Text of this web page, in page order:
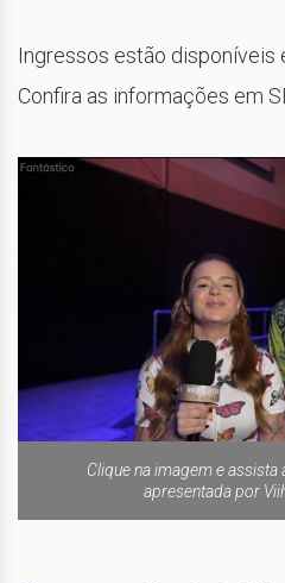
Ingressos estão disponíveis
Confira as informações em
Clique na imagem e
apresentada por